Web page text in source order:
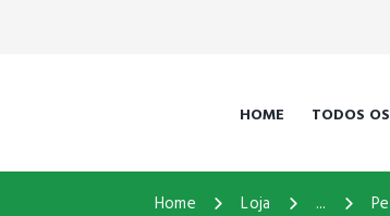
HOME TODOS
Home Loja ...